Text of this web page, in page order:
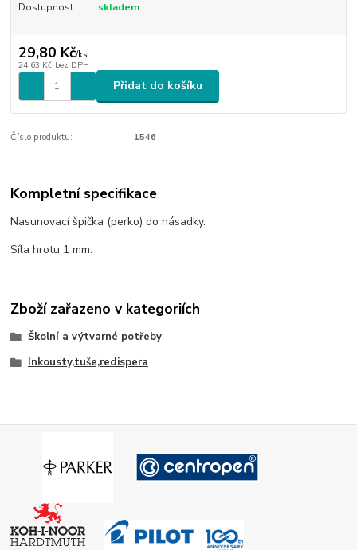
Dostupnost skladem
29,80 Kč/ks
24,63 Kč bez DPH
Přidat do košíku
Číslo produktu: 1546
Kompletní specifikace
Nasunovací špička (perko) do násadky.
Síla hrotu 1 mm.
Zboží zařazeno v kategoriích
Školní a výtvarné potřeby
Inkousty,tuše,redispera